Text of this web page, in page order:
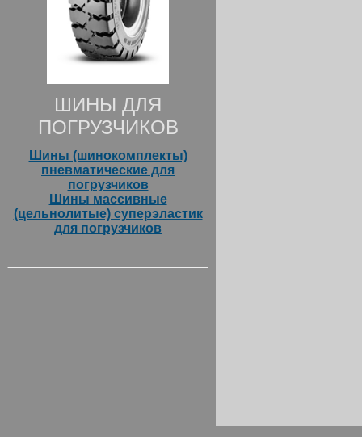
ШИНЫ ДЛЯ
ПОГРУЗЧИКОВ
Шины (шинокомплекты)
пневматические для
погрузчиков
Шины массивные
(цельнолитые) суперэластик
для погрузчиков